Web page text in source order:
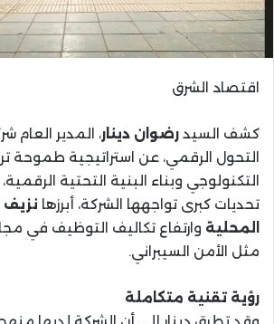
اقتصاد الشرق
كشف السيد رضوان دينار، المدير
التحول الرقمي، عن استراتيجية طموحة
التكنولوجي وبناء البنية التحتية
تحديات كبرى تواجهها الشركة، أبرزها نزيف
المحلية وارتفاع تكاليف التوظيف في
مثل الأمن السيبراني.
رؤية تقنية متكاملة
وقد تطرق دينار إلى أن الشركة لديها